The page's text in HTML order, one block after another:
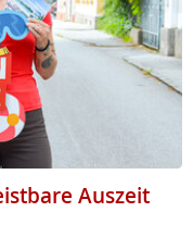
Auszeit